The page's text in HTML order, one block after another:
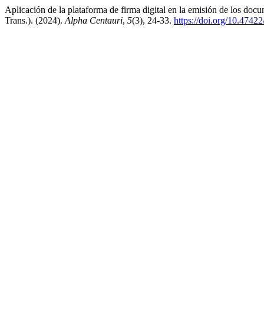
Aplicación de la plataforma de firma digital en la emisión de los
Trans.). (2024). Alpha Centauri, 5(3), 24-33. https://doi.org/